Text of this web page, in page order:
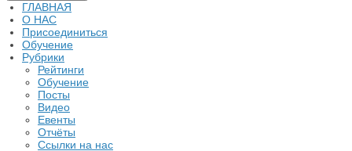
ГЛАВНАЯ
О НАС
Присоединиться
Обучение
Рубрики
Рейтинги
Обучение
Посты
Видео
Евенты
Отчёты
Ссылки на нас